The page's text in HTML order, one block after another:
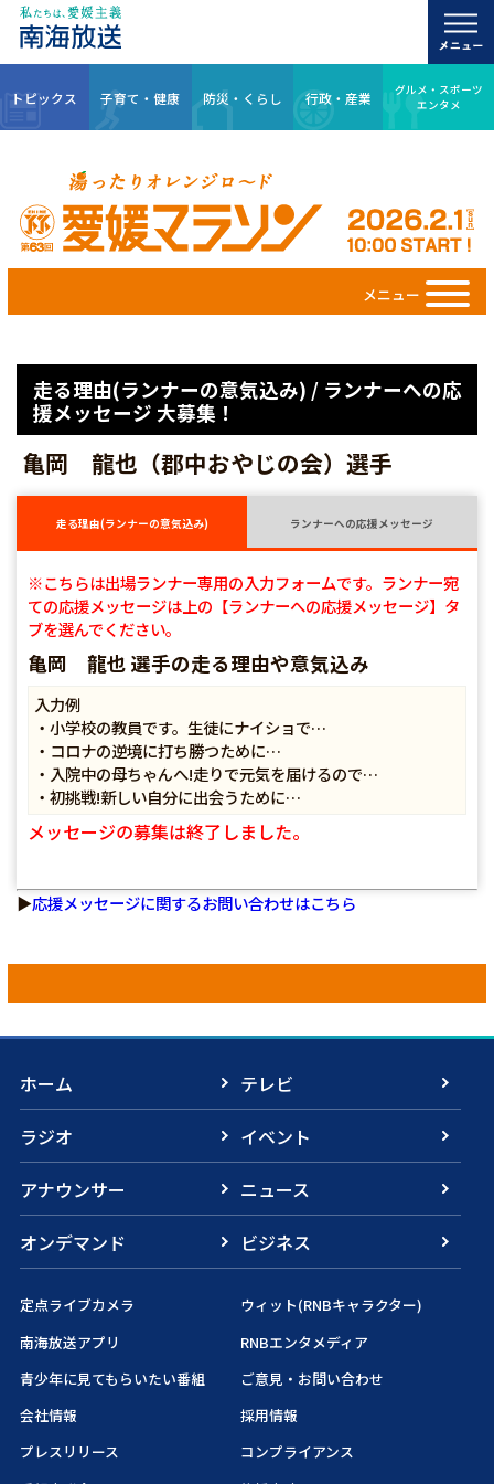
トピックス 子育て・健康 防災・くらし 行政・産業
グルメ・スポーツ
エンタメ
メニュー
走る理由(ランナーの意気込み) / ランナーへの応
援メッセージ 大募集！
亀岡 龍也（郡中おやじの会）選手
走る理由(ランナーの意気込み) ランナーへの応援メッセージ
※こちらは出場ランナー専用の入力フォームです。ランナー宛
ての応援メッセージは上の【ランナーへの応援メッセージ】タ
ブを選んでください。
亀岡 龍也 選手の走る理由や意気込み
入力例
・小学校の教員です。生徒にナイショで…
・コロナの逆境に打ち勝つために…
・入院中の母ちゃんへ!走りで元気を届けるので…
・初挑戦!新しい自分に出会うために…
メッセージの募集は終了しました。
▶応援メッセージに関するお問い合わせはこちら
ホーム
テレビ
ラジオ
イベント
アナウンサー
ニュース
オンデマンド
ビジネス
定点ライブカメラ
ウィット(RNBキャラクター)
南海放送アプリ
RNBエンタメディア
青少年に見てもらいたい番組
ご意見・お問い合わせ
会社情報
採用情報
プレスリリース
コンプライアンス